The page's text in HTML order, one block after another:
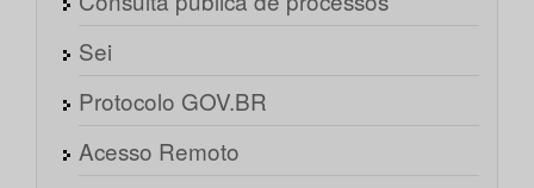
Sei
Protocolo GOV.BR
Acesso Remoto